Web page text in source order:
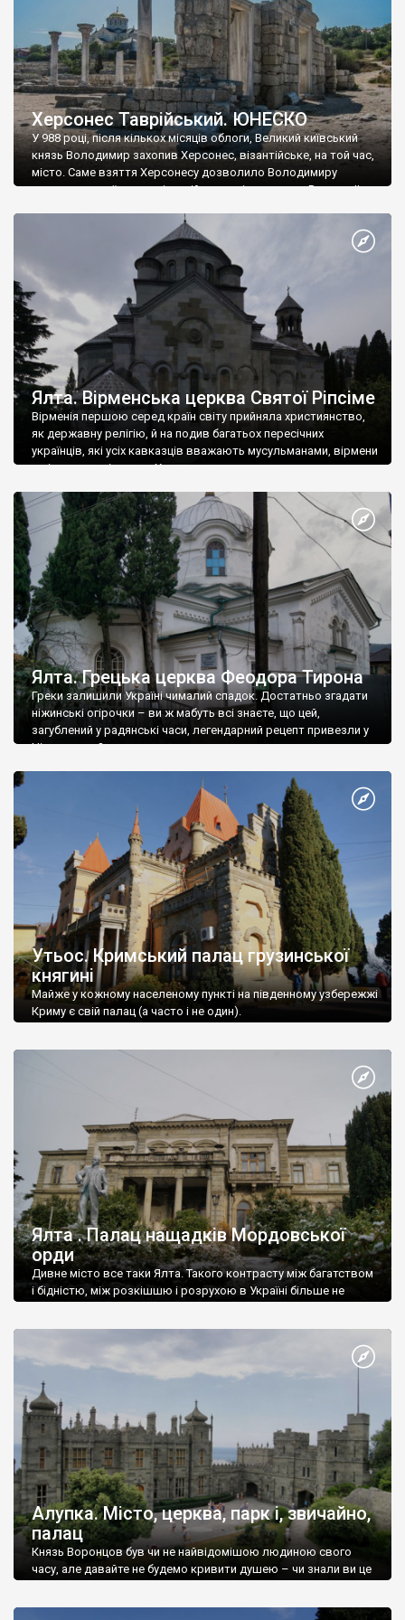
Херсонес Таврійський. ЮНЕСКО
У 988 році, після кількох місяців облоги, Великий київський
князь Володимир захопив Херсонес, візантійське, на той час,
місто. Саме взяття Херсонесу дозволило Володимиру
диктувати свої умови візантійському імператору Василю ІІ, та
Херсонесі Володимир-язичник, став Василем-християнином.
А потім було Хрещення Русі. На честь Херсонесу Таврійського
Ялта. Вірменська церква Святої Ріпсіме
Вірменія першою серед країн світу прийняла християнство,
як державну релігію, й на подив багатьох пересічних
українців, які усіх кавказців вважають мусульманами, вірмени
є відданими вірянами Христа
Ялта. Грецька церква Феодора Тирона
Греки залишили Україні чималий спадок. Достатньо згадати
ніжинські огірочки – ви ж мабуть всі знаєте, що цей,
загублений у радянські часи, легендарний рецепт привезли у
Ніжин греки?
Утьос. Кримський палац грузинської
княгині
Майже у кожному населеному пункті на південному узбережжі
Криму є свій палац (а часто і не один).
Ялта . Палац нащадків Мордовської
орди
Дивне місто все таки Ялта. Такого контрасту між багатством
і бідністю, між розкішшю і розрухою в Україні більше не
Алупка. Місто, церква, парк і, звичайно,
палац
Князь Воронцов був чи не найвідомішою людиною свого
часу, але давайте не будемо кривити душею – чи знали ви це